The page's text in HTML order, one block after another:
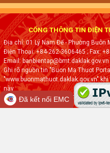
CỔNG THÔNG TIN ĐIỆN
Địa chỉ: 01 Lý Nam Đế - Phường Buôn
Điện Thoại: +84-262-3606465; Fax:
Email: banbientap@bmt.daklak.gov.vn
Ghi rõ nguồn tin "Buon Ma Thuot
"www.buonmathuot.daklak.gov.vn"
này
Thực hiện
Đã kết nối EMC